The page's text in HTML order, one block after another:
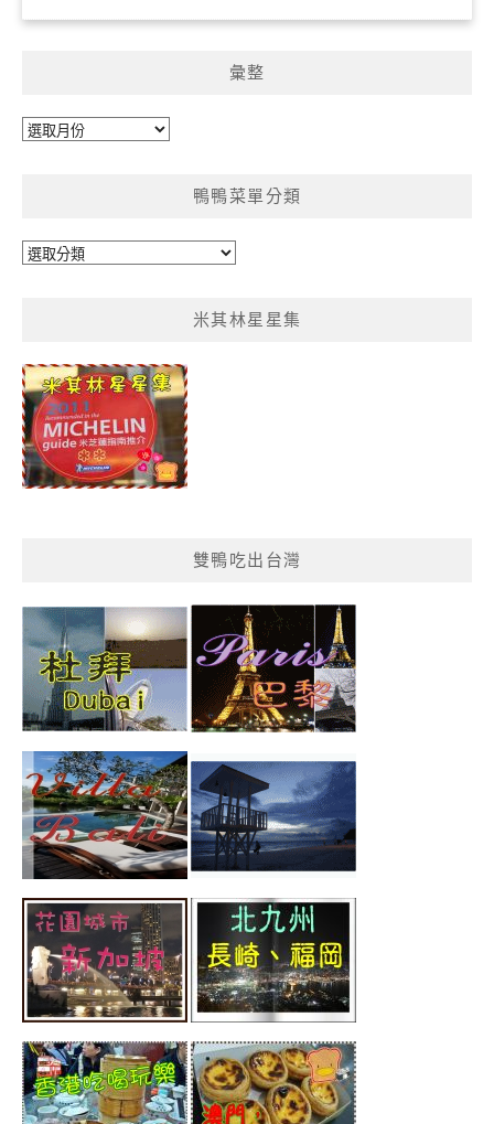
彙整
彙
鴨鴨菜單分類
鴨
類
米其林星星集
雙鴨吃出台灣